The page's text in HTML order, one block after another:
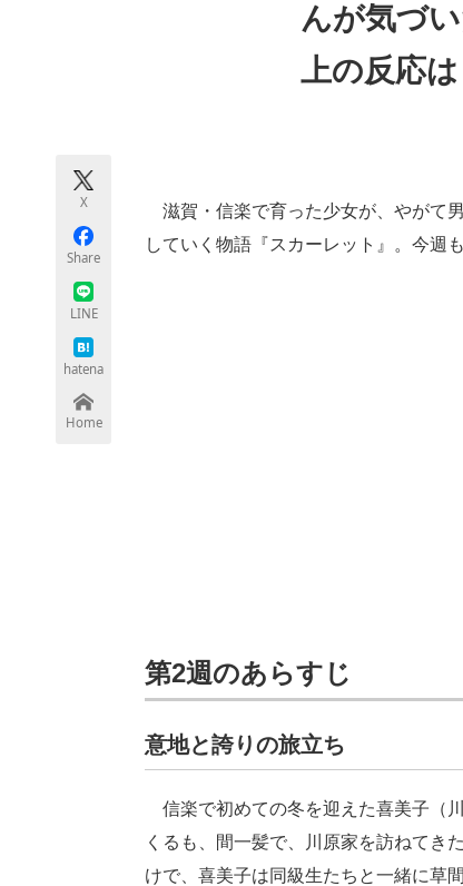
ちょっと気になるネットの話題
んが気づ
上の反応は
X
Share
LINE
hatena
Home
滋賀・信楽で育った少女が、やがて
していく物語『スカーレット』。今週
第2週のあらすじ
意地と誇りの旅立ち
信楽で初めての冬を迎えた喜美子（
くるも、間一髪で、川原家を訪ねてき
けで、喜美子は同級生たちと一緒に草